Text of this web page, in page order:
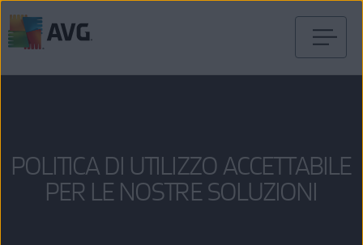
al
POLITICA DI UTILIZZO ACCETTABILE
PER LE NOSTRE SOLUZIONI